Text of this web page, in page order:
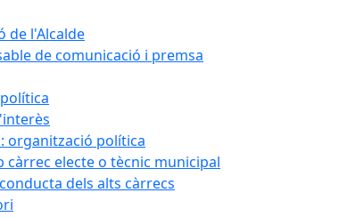
de l'Alcalde
de comunicació i premsa
organització política
càrrec electe o tècnic municipal
dels alts càrrecs